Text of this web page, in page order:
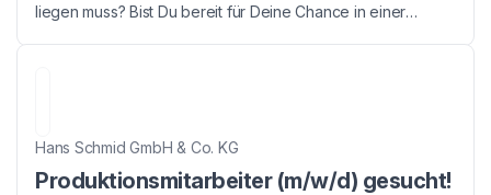
liegen muss? Bist Du bereit für Deine Chance in einer
Hans Schmid GmbH & Co. KG
Produktionsmitarbeiter (m/w/d) gesucht!